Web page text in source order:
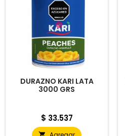
DURAZNO KARI LATA
3000 GRS
Precio
$ 33.537